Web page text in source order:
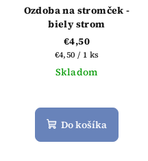
Ozdoba na stromček -
biely strom
€4,50
Jednotková
cena:
€4,50 / 1 ks
Skladom
Do košíka